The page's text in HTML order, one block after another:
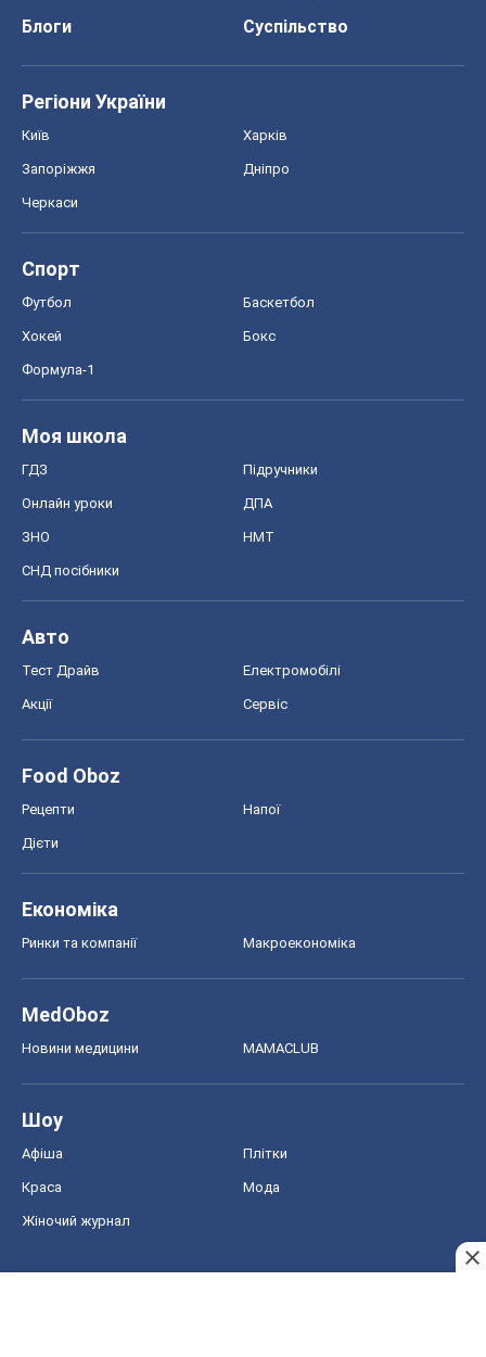
Блоги
Суспільство
Регіони України
Київ Харків
Запоріжжя Дніпро
Черкаси
Спорт
Футбол Баскетбол
Хокей Бокс
Формула-1
Моя школа
ГДЗ Підручники
Онлайн уроки ДПА
ЗНО НМТ
СНД посібники
Авто
Тест Драйв Електромобілі
Акції Сервіс
Food Oboz
Рецепти Напої
Дієти
Економіка
Ринки та компанії Макроекономіка
MedOboz
Новини медицини MAMACLUB
Шоу
Афіша Плітки
Краса Мода
Жіночий журнал